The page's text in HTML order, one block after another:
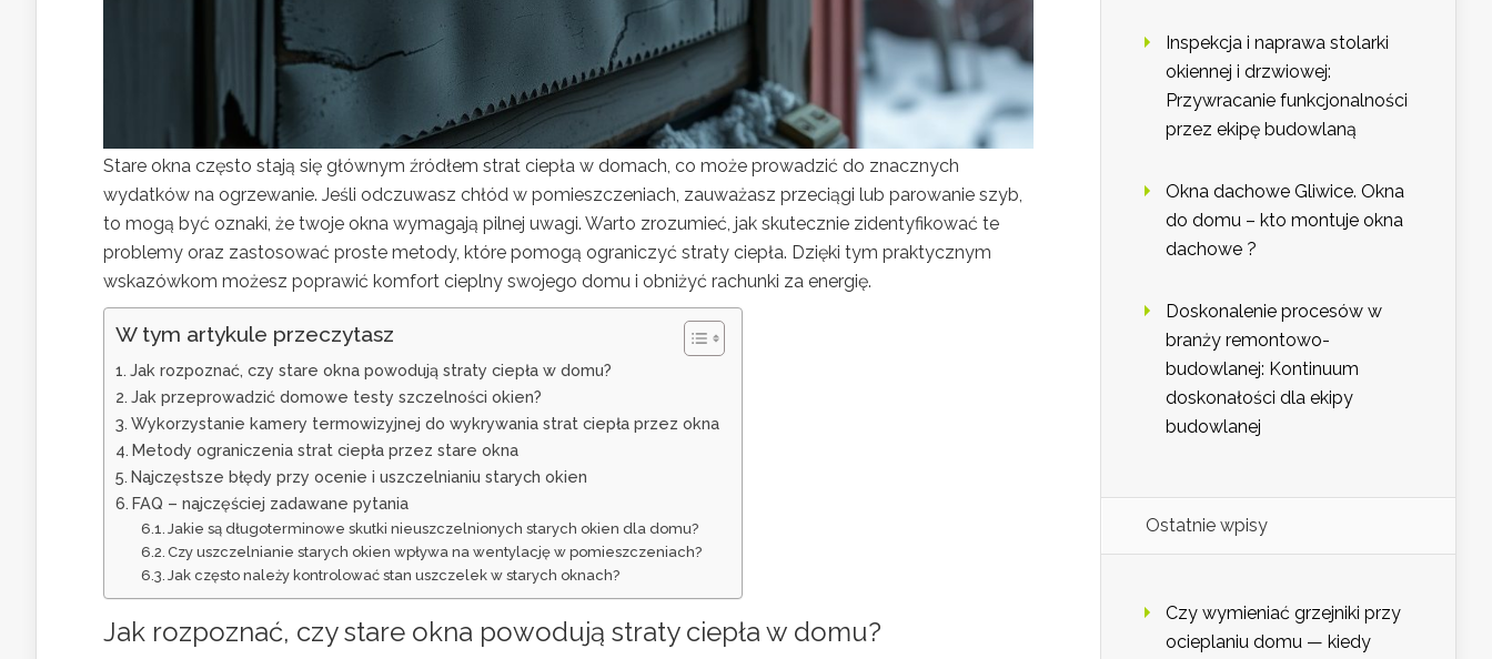
Stare okna często stają się głównym źródłem strat ciepła w domach, co może prowadzić do znacznych
wydatków na ogrzewanie. Jeśli odczuwasz chłód w pomieszczeniach, zauważasz przeciągi lub parowanie szyb,
to mogą być oznaki, że twoje okna wymagają pilnej uwagi. Warto zrozumieć, jak skutecznie zidentyfikować te
problemy oraz zastosować proste metody, które pomogą ograniczyć straty ciepła. Dzięki tym praktycznym
wskazówkom możesz poprawić komfort cieplny swojego domu i obniżyć rachunki za energię.
W tym artykule przeczytasz
Jak rozpoznać, czy stare okna powodują straty ciepła w domu?
Jak przeprowadzić domowe testy szczelności okien?
Wykorzystanie kamery termowizyjnej do wykrywania strat ciepła przez okna
Metody ograniczenia strat ciepła przez stare okna
Najczęstsze błędy przy ocenie i uszczelnianiu starych okien
FAQ – najczęściej zadawane pytania
Jakie są długoterminowe skutki nieuszczelnionych starych okien dla domu?
Czy uszczelnianie starych okien wpływa na wentylację w pomieszczeniach?
Jak często należy kontrolować stan uszczelek w starych oknach?
Jak rozpoznać, czystare okna powodują straty ciepła w domu?
Inspekcja i naprawa stolarki
okiennej i drzwiowej:
Przywracanie funkcjonalności
przez ekipę budowlaną
Okna dachowe Gliwice. Okna
do domu – kto montuje okna
dachowe ?
Doskonalenie procesów w
branży remontowo-
budowlanej: Kontinuum
doskonałości dla ekipy
budowlanej
Ostatnie wpisy
Czy wymieniać grzejniki przy
ocieplaniu domu — kiedy